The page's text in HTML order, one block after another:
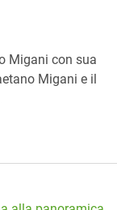
Migani con sua
Migani e il